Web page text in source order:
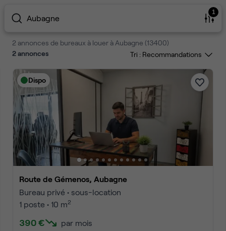
Aubagne
1
2 annonces de bureaux à louer à Aubagne (13400)
2annonces Tri :
Dispo
Route de Gémenos, Aubagne
Bureau privé • sous-location
1 poste • 10 m2
390 € par mois